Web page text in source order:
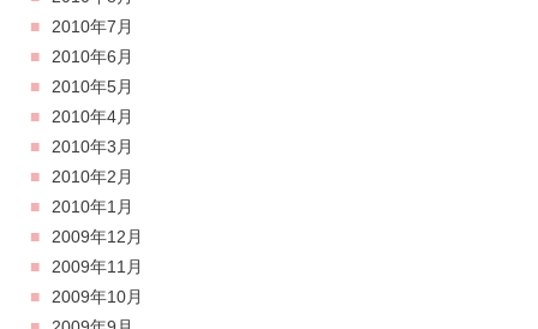
2010年7月
2010年6月
2010年5月
2010年4月
2010年3月
2010年2月
2010年1月
2009年12月
2009年11月
2009年10月